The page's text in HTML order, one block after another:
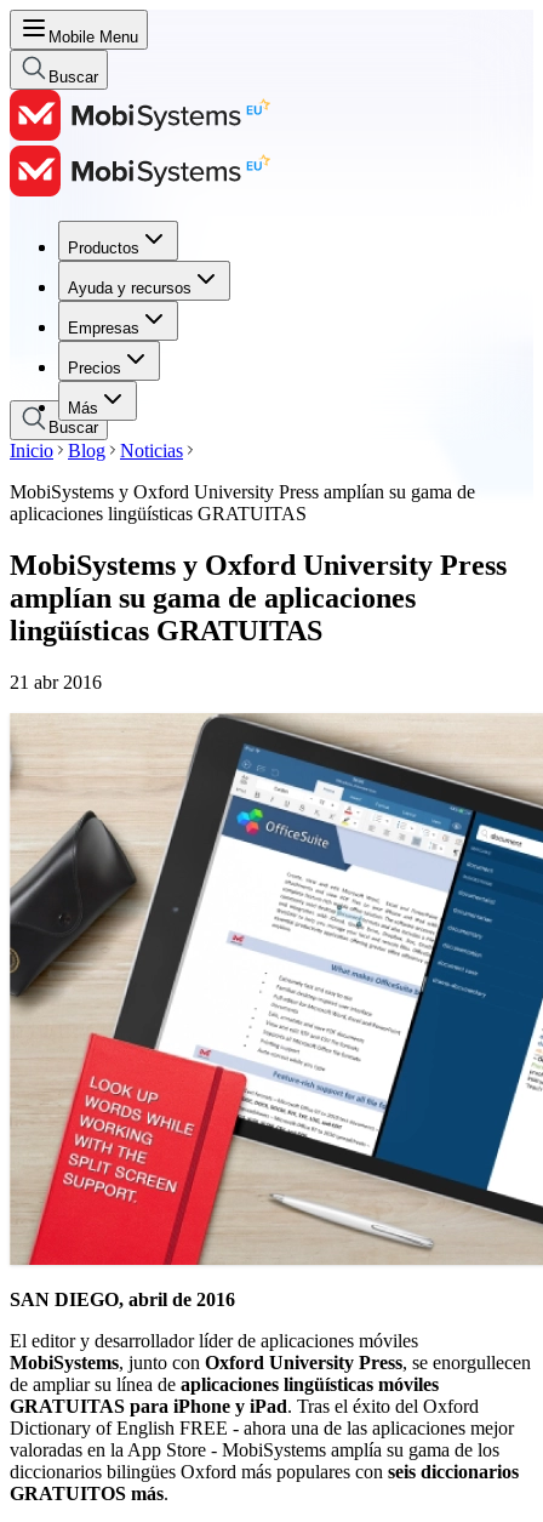
Mobile Menu
Buscar
Productos
Ayuda y recursos
Empresas
Precios
Más
Productos
Ayuda y recursos
Empresas
Precios
Buscar
Inicio Blog
Noticias
MobiSystems y Oxford University Press amplían su gama de
aplicaciones lingüísticas GRATUITAS
MobiSystems y Oxford University Press
amplían su gama de aplicaciones
lingüísticas GRATUITAS
21 abr 2016
SAN DIEGO, abril de 2016
El editor y desarrollador líder de aplicaciones móviles
MobiSystems, junto con Oxford University Press, se enorgullecen
de ampliar su línea de aplicaciones lingüísticas móviles
GRATUITAS para iPhone y iPad. Tras el éxito del Oxford
Dictionary of English FREE - ahora una de las aplicaciones mejor
valoradas en la App Store - MobiSystems amplía su gama de los
diccionarios bilingües Oxford más populares con seis diccionarios
GRATUITOS más.